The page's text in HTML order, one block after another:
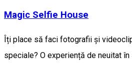
Magic Selfie House
Îți place să faci fotografii și
speciale? O experiență de neuitat